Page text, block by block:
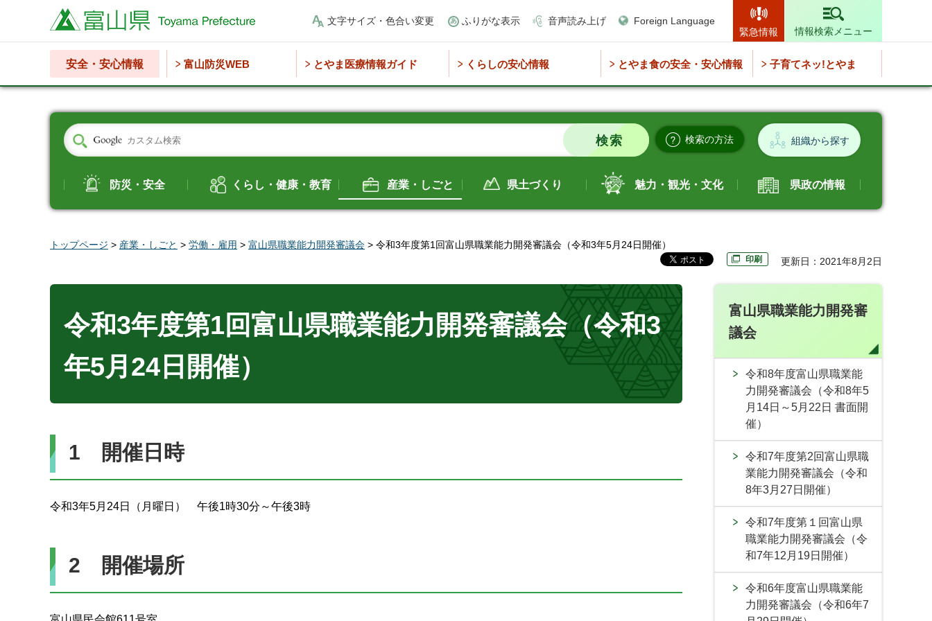
富山県 文字サイズ・色合い変更 ふりがな表示 音声読み上げ
Foreign Language
緊急情報
情報検索メニュー
安全・安心情報 富山防災WEB とやま医療情報ガイド くらしの安心情報 とやま食の安全・安心情報 子育てネッ!とやま
検索の方法 組織から探す
防災・安全 くらし・健康・教育 産業・しごと 県土づくり 魅力・観光・文化 県政の情報
トップページ > 産業・しごと > 労働・雇用 > 富山県職業能力開発審議会 > 令和3年度第1回富山県職業能力開発審議会（令和3年5月24日開催）
印刷 更新日：2021年8月2日
令和3年度第1回富山県職業能力開発審議会（令和3
年5月24日開催）
1 開催日時
令和3年5月24日（月曜日） 午後1時30分～午後3時
2 開催場所
富山県職業能力開発審
議会
令和8年度富山県職業能
力開発審議会（令和8年5
月14日～5月22日 書面開
催）
令和7年度第2回富山県職
業能力開発審議会（令和
8年3月27日開催）
令和7年度第１回富山県
職業能力開発審議会（令
和7年12月19日開催）
令和6年度富山県職業能
力開発審議会（令和6年7